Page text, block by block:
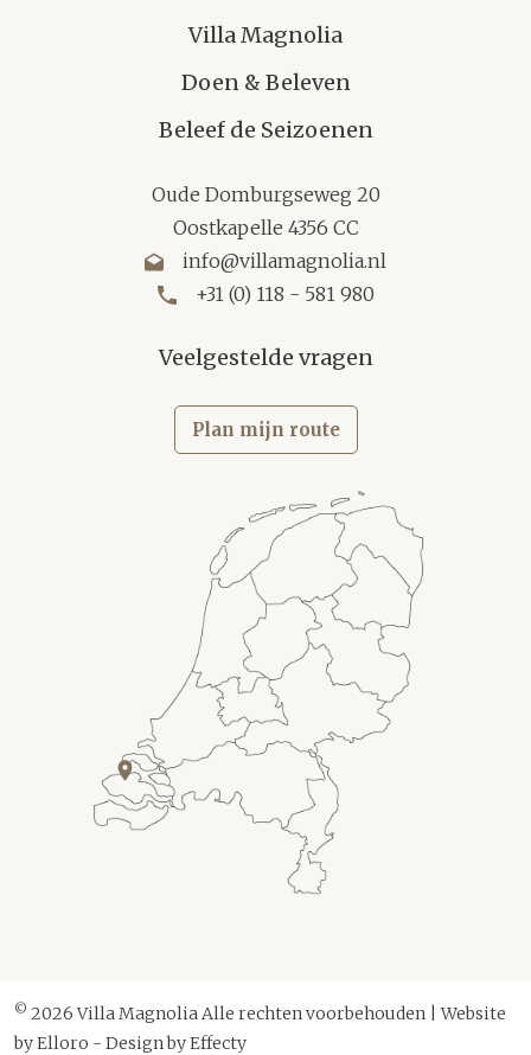
Villa Magnolia
Doen & Beleven
Beleef de Seizoenen
Oude Domburgseweg 20
Oostkapelle 4356 CC
info@villamagnolia.nl
+31 (0) 118 - 581 980
Veelgestelde vragen
Plan mijn route
© 2026 Villa Magnolia Alle rechten voorbehouden | Website
byElloro - Design byEffecty